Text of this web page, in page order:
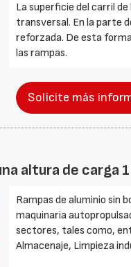
La superficie del carril
transversal. En la parte
reforzada. De esta
las rampas.
Solicite más
altura de carga
Rampas de aluminio sin
maquinaria
sectores, tales como,
Almacenaje, Limpieza